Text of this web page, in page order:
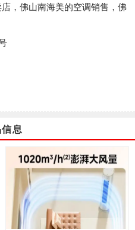
，佛山南海美的空调销售，佛
息